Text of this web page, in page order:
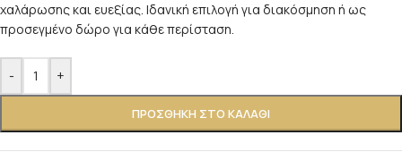
χαλάρωσης και ευεξίας. Ιδανική επιλογή για διακόσμηση ή ως
προσεγμένο δώρο για κάθε περίσταση.
- +
ΠΡΟΣΘΉΚΗ ΣΤΟ ΚΑΛΆΘΙ